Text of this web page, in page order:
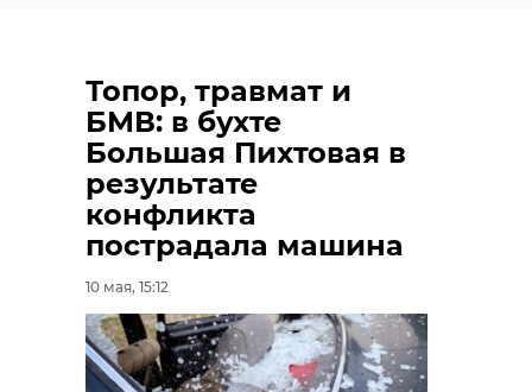
Топор, травмат и
БМВ: в бухте
Большая Пихтовая в
результате
конфликта
пострадала машина
10 мая, 15:12